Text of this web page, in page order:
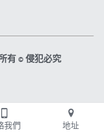
有 © 侵犯必究
我們 地址